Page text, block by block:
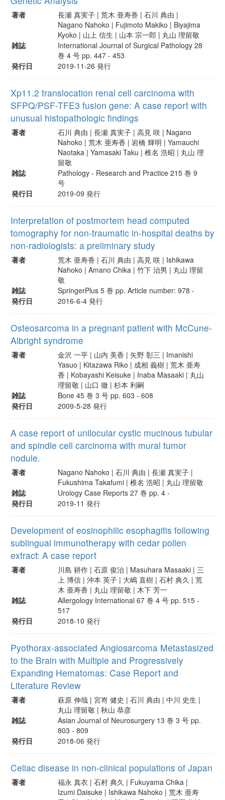
著者
長瀬 真実子 | 荒木 亜寿香 | 石川 典由 |
Nagano Nahoko | Fujimoto Makiko | Biyajima
Kyoko | 山上 信生 | 山本 宗一郎 | 丸山 理留敬
雑誌
International Journal of Surgical Pathology 28
巻 4 号 pp. 447 - 453
発行日
2019-11-26 発行
Xp11.2 translocation renal cell carcinoma with
SFPQ/PSF-TFE3 fusion gene: A case report with
unusual histopathologic findings
著者
石川 典由 | 長瀬 真実子 | 高見 咲 | Nagano
Nahoko | 荒木 亜寿香 | 岩橋 輝明 | Yamauchi
Naotaka | Yamasaki Taku | 椎名 浩昭 | 丸山 理
留敬
雑誌
Pathology - Research and Practice 215 巻 9
号
発行日
2019-09 発行
Interpretation of postmortem head computed
tomography for non-traumatic in-hospital deaths by
non-radiologists: a preliminary study
著者
荒木 亜寿香 | 石川 典由 | 高見 咲 | Ishikawa
Nahoko | Amano Chika | 竹下 治男 | 丸山 理留
敬
雑誌
SpringerPlus 5 巻 pp. Article number: 978 -
発行日
2016-6-4 発行
Osteosarcoma in a pregnant patient with McCune-
Albright syndrome
著者
金沢 一平 | 山内 美香 | 矢野 彰三 | Imanishi
Yasuo | Kitazawa Riko | 成相 義樹 | 荒木 亜寿
香 | Kobayashi Keisuke | Inaba Masaaki | 丸山
理留敬 | 山口 徹 | 杉本 利嗣
雑誌
Bone 45 巻 3 号 pp. 603 - 608
発行日
2009-5-28 発行
A case report of unilocular cystic mucinous tubular
and spindle cell carcinoma with mural tumor
nodule.
著者
Nagano Nahoko | 石川 典由 | 長瀬 真実子 |
Fukushima Takafumi | 椎名 浩昭 | 丸山 理留敬
雑誌
Urology Case Reports 27 巻 pp. 4 -
発行日
2019-11 発行
Development of eosinophilic esophagitis following
sublingual immunotherapy with cedar pollen
extract: A case report
著者
川島 耕作 | 石原 俊治 | Masuhara Masaaki | 三
上 博信 | 沖本 英子 | 大嶋 直樹 | 石村 典久 | 荒
木 亜寿香 | 丸山 理留敬 | 木下 芳一
雑誌
Allergology International 67 巻 4 号 pp. 515 -
517
発行日
2018-10 発行
Pyothorax-associated Angiosarcoma Metastasized
to the Brain with Multiple and Progressively
Expanding Hematomas: Case Report and
Literature Review
著者
萩原 伸哉 | 宮嵜 健史 | 石川 典由 | 中川 史生 |
丸山 理留敬 | 秋山 恭彦
雑誌
Asian Journal of Neurosurgery 13 巻 3 号 pp.
803 - 809
発行日
2018-06 発行
Celiac disease in non-clinical populations of Japan
著者
福永 真衣 | 石村 典久 | Fukuyama Chika |
Izumi Daisuke | Ishikawa Nahoko | 荒木 亜寿